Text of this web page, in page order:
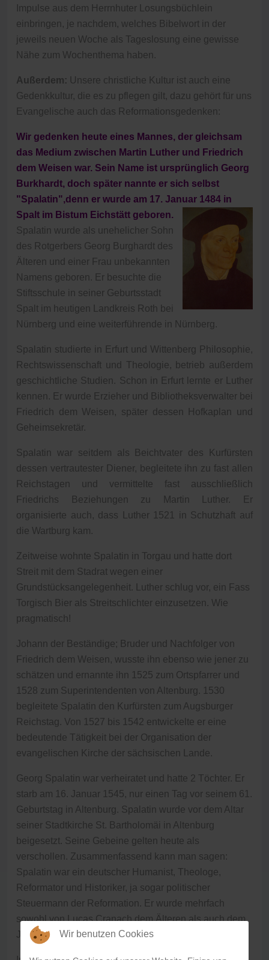
Impulse aus dem Herrnhuter Losungsbüchlein
einbringen, je nachdem, welches Bibelwort in der
jeweils neuen Woche als Tageslosung eine gewisse
Nähe zum Wochenthema haben.
Außerdem: Unsere christliche Kultur ist auch eine
Gedenkkultur, die es zu pflegen gilt, dazu gehört für uns
Evangelische auch das Reformationsgedenken:
Wir gedenken heute eines Mannes, der gleichsam
das Medium zwischen Martin Luther und Friedrich
dem Weisen war. Sein Name ist ursprünglich Georg
Burkhardt, doch später nannte er sich selbst
"Spalatin",denn er wurde am 17. Januar 1484 in
Spalt im Bistum Eichstätt geboren.
Spalatin wurde als unehelicher Sohn
des Rotgerbers Georg Burghardt des
Älteren und einer Frau unbekannten
Namens geboren. Er besuchte die
Stiftsschule in seiner Geburtsstadt
Spalt im heutigen Landkreis Roth bei
Nürnberg und eine weiterführende in Nürnberg.
Spalatin studierte in Erfurt und Wittenberg Philosophie,
Rechtswissenschaft und Theologie, betrieb außerdem
geschichtliche Studien. Schon in Erfurt lernte er Luther
kennen. Er wurde Erzieher und Bibliotheksverwalter bei
Friedrich dem Weisen, später dessen Hofkaplan und
Geheimsekretär.
Spalatin war seitdem als Beichtvater des Kurfürsten
dessen vertrautester Diener, begleitete ihn zu fast allen
Reichstagen und vermittelte fast ausschließlich
Friedrichs Beziehungen zu Martin Luther. Er
organisierte auch, dass Luther 1521 in Schutzhaft auf
die Wartburg kam.
Zeitweise wohnte Spalatin in Torgau und hatte dort
Streit mit dem Stadrat wegen einer
Grundstücksangelegenheit. Luther schlug vor, ein Fass
Torgisch Bier als Streitschlichter einzusetzen. Wie
pragmatisch!
Johann der Beständige; Bruder und Nachfolger von
Friedrich dem Weisen, wusste ihn ebenso wie jener zu
schätzen und ernannte ihn 1525 zum Ortspfarrer und
1528 zum Superintendenten von Altenburg. 1530
begleitete Spalatin den Kurfürsten zum Augsburger
Reichstag. Von 1527 bis 1542 entwickelte er eine
bedeutende Tätigkeit bei der Organisation der
evangelischen Kirche der sächsischen Lande.
Georg Spalatin war verheiratet und hatte 2 Töchter. Er
starb am 16. Januar 1545, nur einen Tag vor seinem 61.
Geburtstag in Altenburg. Spalatin wurde vor dem Altar
seiner Stadtkirche St. Bartholomäi in Altenburg
beigesetzt. Seine Gebeine gelten heute als
verschollen. Zusammenfassend kann man sagen:
Spalatin war ein deutscher Humanist, Theologe,
Reformator und Historiker, ja sogar politischer
Steuermann der Reformation. Er wurde mehrfach
sowohl von Lucas Cranach dem Älteren als auch dem
Jüngeren porträtiert.Wir benutzen Cookies